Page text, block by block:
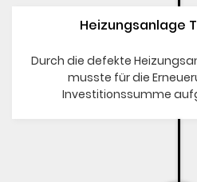
Heizungsanlage
Durch die defekte
musste für die
Investitionssumme